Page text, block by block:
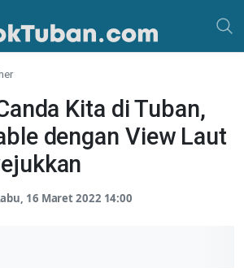
Kita di Tuban,
dengan View Laut
16 Maret 2022 14:00